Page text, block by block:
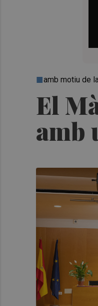
El
amb
amb motiu de